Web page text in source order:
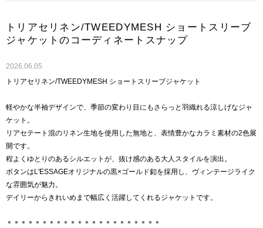
トリアセリネン/TWEEDYMESH ショートスリーブ
ジャケットのコーディネートスナップ
2026.06.05
トリアセリネン/TWEEDYMESH ショートスリーブジャケット
軽やかな半袖デザインで、季節の変わり目にもさらっと羽織れる涼しげなジャ
ケット。
リアセテート混のリネン生地を使用した無地と、表情豊かなカラミ素材の2色展
開です。
程よくゆとりのあるシルエットが、抜け感のある大人スタイルを演出。
ボタンはL'ESSAGEオリジナルの黒×ゴールド釦を採用し、ヴィンテージライク
な雰囲気が魅力。
デイリーからきれいめまで幅広く活躍してくれるジャケットです。
＊＊＊＊＊＊＊＊＊＊＊＊＊＊＊＊＊＊＊＊＊＊